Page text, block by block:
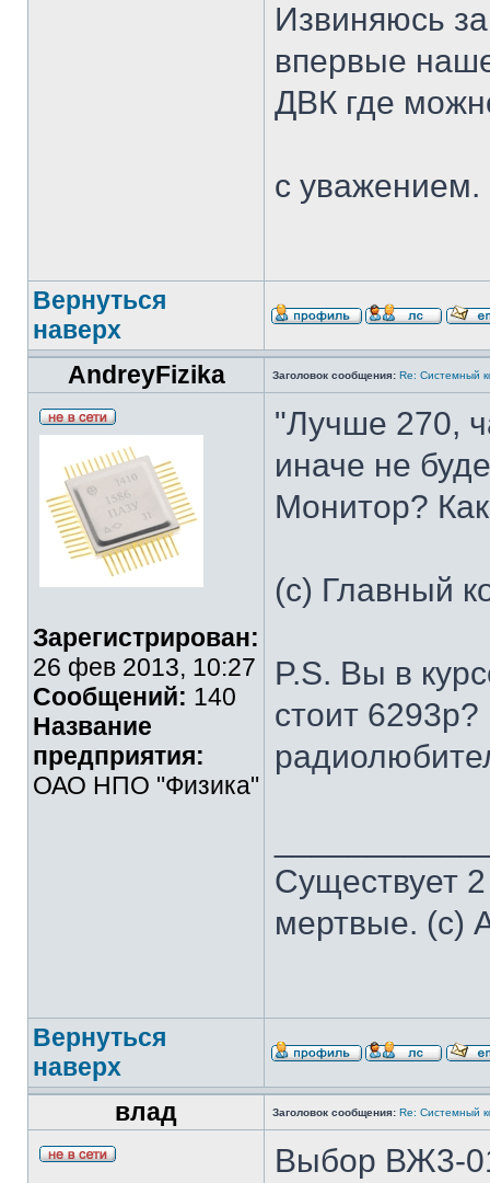
Извиняюсь
впервые
ДВК где
с уважением.
Вернуться
наверх
AndreyFizika
Заголовок сообщения: Re: Системный
Зарегистрирован:
26 фев 2013, 10:27
Сообщений: 140
Название
предприятия:
ОАО НПО "Физика"
"Лучше 270,
иначе не
Монитор?
(с) Главный
P.S. Вы в
стоит
Существует
мертвые. (с)
Вернуться
наверх
влад
Заголовок сообщения: Re: Системный
Выбор ВЖ3-